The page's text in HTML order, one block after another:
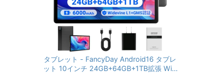
タブレット - FancyDay Android16 タブレ
ット 10インチ 24GB+64GB+1TB拡張 WiFi